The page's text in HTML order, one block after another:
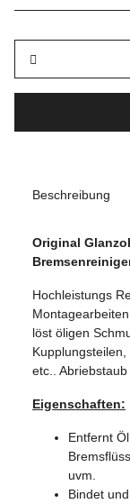
Beschreibung
Original
Hochleistungs
löst öligen
etc..
Eigenschaften:
Entfernt
uvm.
Bindet